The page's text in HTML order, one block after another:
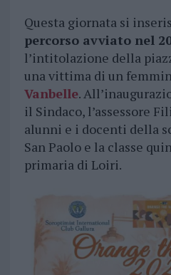
Questa giornata si
percorso avviato nel
l’intitolazione della
una vittima di un
Vanbelle.
il Sindaco, l’assessore
alunni e i docenti della
San Paolo e la classe
primaria di Loiri.